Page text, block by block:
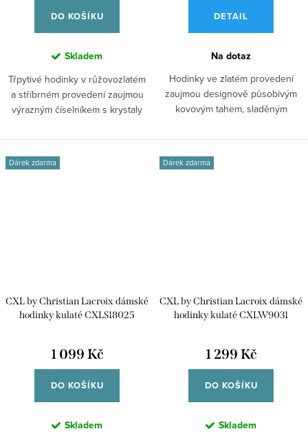
DO KOŠÍKU
Skladem
Třpytivé hodinky v růžovozlatém
a stříbrném provedení zaujmou
výrazným číselníkem s krystaly
DETAIL
Na dotaz
Hodinky ve zlatém provedení
zaujmou designově působivým
kovovým tahem, sladěným
Dárek zdarma
CXL by Christian Lacroix dámské
hodinky kulaté CXLS18025
1 099 Kč
DO KOŠÍKU
Skladem
Dárek zdarma
CXL by Christian Lacroix dámské
hodinky kulaté CXLW9031
1 299 Kč
DO KOŠÍKU
Skladem